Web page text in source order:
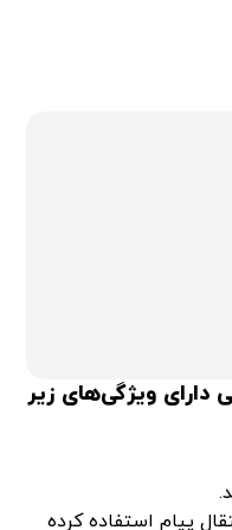
دارای ویژگی‌های زیر
پیام استفاده کرده